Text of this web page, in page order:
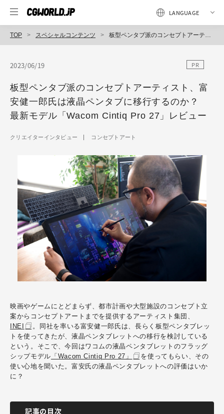
TOP スペシャルコンテンツ 板型ペンタブ派のコンセプトアーティスト、富安健一郎氏は液晶ペンタブに移行するのか？ 最新モデル「Wacom Cintiq Pro 27」レビュー
2023/06/19 PR
板型ペンタブ派のコンセプトアーティスト、富
安健一郎氏は液晶ペンタブに移行するのか？
最新モデル「Wacom Cintiq Pro 27」レビュー
クリエイターインタビュー コンセプトアート
映画やゲームにとどまらず、都市計画や大型施設のコンセプト立
案からコンセプトアートまでを提供するアーティスト集団、
INEI
。同社を率いる富安健一郎氏は、長らく板型ペンタブレッ
トを使ってきたが、液晶ペンタブレットへの移行を検討している
という。そこで、今回はワコムの液晶ペンタブレットのフラッグ
シップモデル 「Wacom Cintiq Pro 27」
を使ってもらい、その
使い心地を聞いた。富安氏の液晶ペンタブレットへの評価はいか
に？
記事の目次